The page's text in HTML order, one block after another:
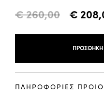
€ 260,00 €
ΠΡΟΣΘΉΚΗ
ΠΛΗΡΟΦΟΡΙΕΣ